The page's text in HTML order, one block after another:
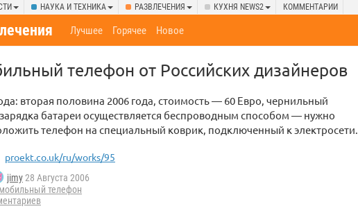
НАУКА И ТЕХНИКА РАЗВЛЕЧЕНИЯ КУХНЯ NEWS2 КОММЕНТАРИИ
Лучшее Горячее Новое
телефон от Российских дизайнеров
вторая половина 2006 года, стоимость — 60 Евро, чернильный
батареи осуществляется беспроводным способом — нужно
телефон на специальный коврик, подключенный к электросети.
proekt.co.uk/ru/works/95
jimy28 Августа 2006
мобильный телефон